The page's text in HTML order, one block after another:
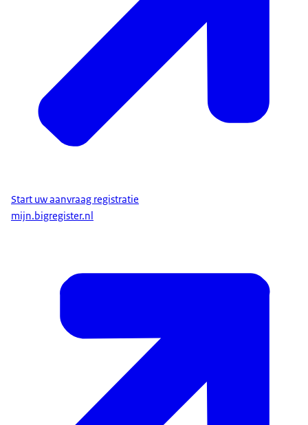
Start uw aanvraag registratie
mijn.bigregister.nl